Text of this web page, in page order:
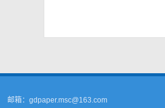
邮箱：gdpaper.msc@163.com